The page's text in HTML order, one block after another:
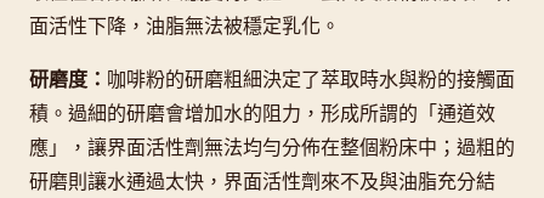
面活性下降，油脂無法被穩定乳化。
研磨度： 咖啡粉的研磨粗細決定了萃取時水與粉的接觸面
積。過細的研磨會增加水的阻力，形成所謂的「通道效
應」，讓界面活性劑無法均勻分佈在整個粉床中；過粗的
研磨則讓水通過太快，界面活性劑來不及與油脂充分結